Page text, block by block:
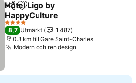
Dela Lägg till i Mina Favoriter
Hôtel Ligo by
HappyCulture
4 Stjärnor
8,7 Utmärkt
1 487
0.8 km till Gare Saint-Charles
Modern och ren design